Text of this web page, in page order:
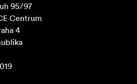
95/97
Centrum
4